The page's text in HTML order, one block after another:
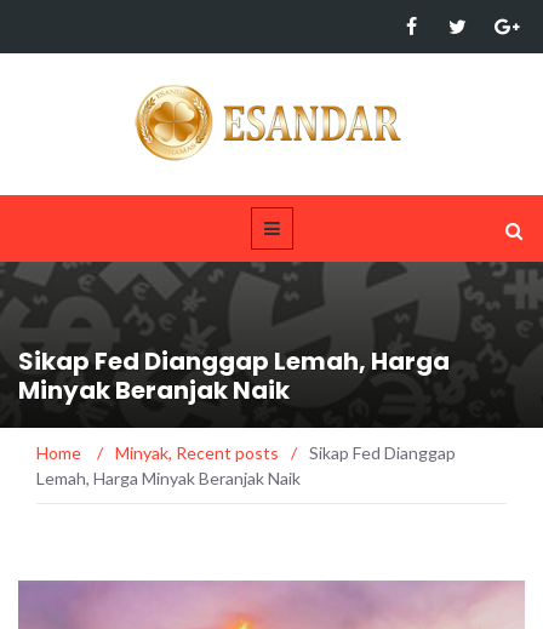
Sikap Fed Dianggap Lemah, Harga
Minyak Beranjak Naik
Home / Minyak, Recent posts / Sikap Fed Dianggap
Lemah, Harga Minyak Beranjak Naik